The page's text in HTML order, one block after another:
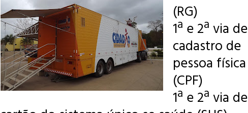
(RG)
1ª e 2ª via de
cadastro de
pessoa física
(CPF)
1ª e 2ª via de